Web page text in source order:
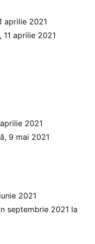
aprilie 2021
aprilie 2021
2021
9 mai 2021
2021
septembrie 2021 la